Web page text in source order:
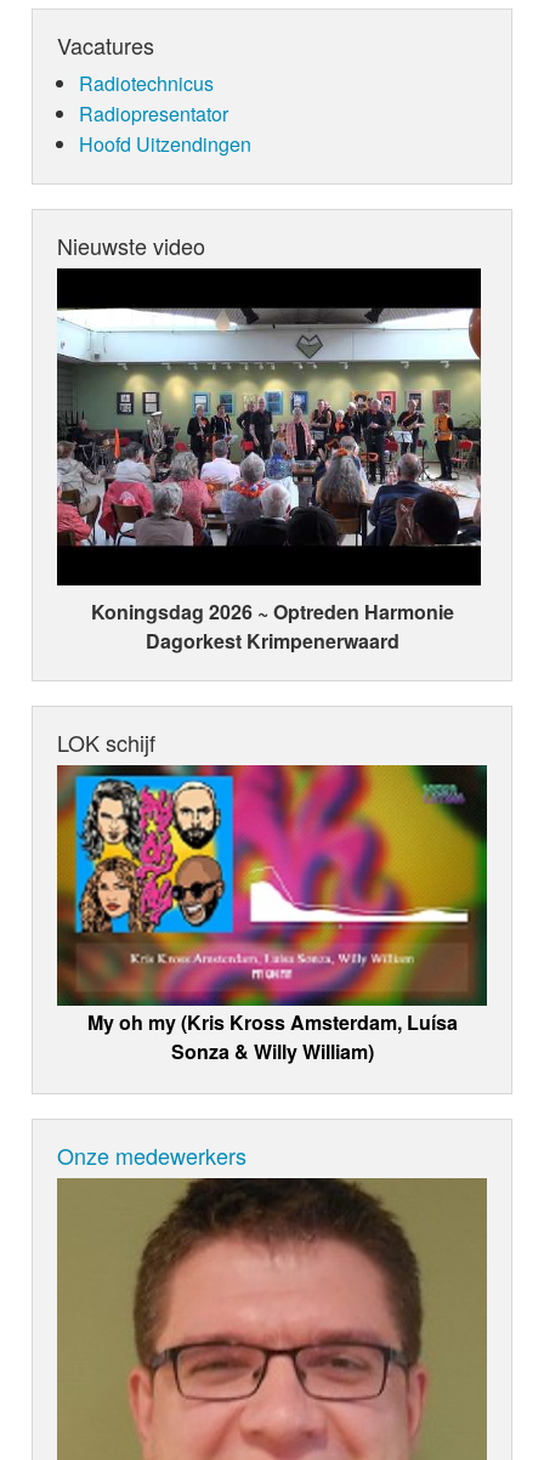
Vacatures
Radiotechnicus
Radiopresentator
Hoofd Uitzendingen
Nieuwste video
Koningsdag 2026 ~ Optreden Harmonie
Dagorkest Krimpenerwaard
LOK schijf
My oh my (Kris Kross Amsterdam, Luísa
Sonza & Willy William)
Onze medewerkers